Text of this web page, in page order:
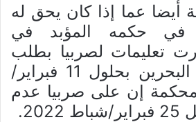
أيضا عما إذا كان يحق له
في حكمه المؤبد في
تعليمات لصربيا بطلب
المعلومات من البحرين بحلول 11 فبراير/
إن على صربيا عدم